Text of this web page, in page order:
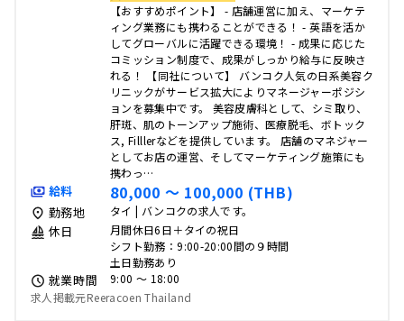
【おすすめポイント】 - 店舗運営に加え、マーケテ
ィング業務にも携わることができる！ - 英語を活か
してグローバルに活躍できる環境！ - 成果に応じた
コミッション制度で、成果がしっかり給与に反映さ
れる！ 【同社について】 バンコク人気の日系美容ク
リニックがサービス拡大によりマネージャーポジシ
ョンを募集中です。 美容皮膚科として、シミ取り、
肝斑、肌のトーンアップ施術、医療脱毛、ボトック
ス, Filllerなどを提供しています。 店舗のマネジャー
としてお店の運営、そしてマーケティング施策にも
携わっ…
給料 80,000 〜 100,000 (THB)
勤務地 タイ | バンコクの求人です。
休日
月間休日6日＋タイの祝日
シフト勤務：9:00-20:00間の９時間
土日勤務あり
就業時間
9:00 〜 18:00
求人掲載元Reeracoen Thailand